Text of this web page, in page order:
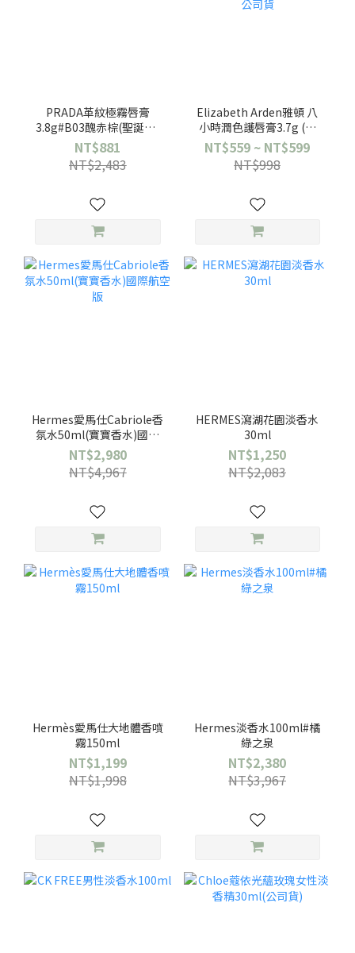
PRADA革紋極霧唇膏
3.8g#B03醜赤棕(聖誕版)
效期2027/04
NT$881
NT$2,483
Elizabeth Arden雅頓 八
小時潤色護唇膏3.7g (無
色/櫻桃粉/莓果紅/蜂蜜棕)
任選一款-公司貨
NT$559 ~ NT$599
NT$998
Hermes愛馬仕Cabriole香
氛水50ml(寶寶香水)國際
航空版
NT$2,980
NT$4,967
HERMES瀉湖花園淡香水
30ml
NT$1,250
NT$2,083
Hermès愛馬仕大地體香噴
霧150ml
NT$1,199
NT$1,998
Hermes淡香水100ml#橘
綠之泉
NT$2,380
NT$3,967